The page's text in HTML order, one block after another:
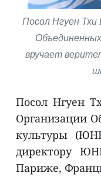
Посол Нгуен
вручает
Посол Нгуен
Организации
культуры
директору
Париже,